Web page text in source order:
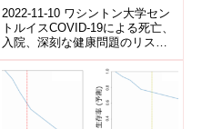
riskier than first infection,
study finds)
2022-11-10 ワシントン大学セン
トルイスCOVID-19による死亡、
入院、深刻な健康問題のリスク
は、ワクチン接種の有無にかか
わらず、このウイルスに最初
に...